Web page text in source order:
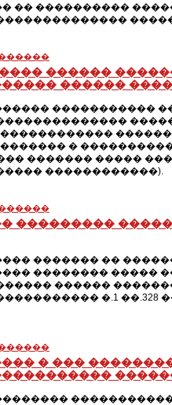
�� ����������
������
������
�����������
������������
�
������� �����
������������).
���������
������� ��
�������� �����
������
�.1
� ���